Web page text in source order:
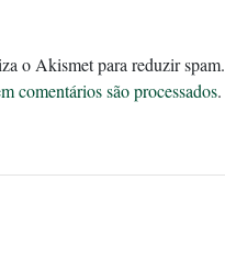
o Akismet para reduzir spam.
comentários são processados.